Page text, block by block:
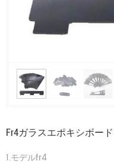
Fr4ガラスエポキシボー
1.モデルfr4